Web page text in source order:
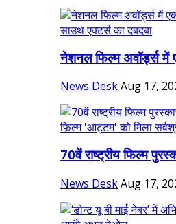
नेशनल फिल्म अवॉर्ड्स में
News DeskAug 17,
70वें राष्ट्रीय फिल्म
News DeskAug 17,